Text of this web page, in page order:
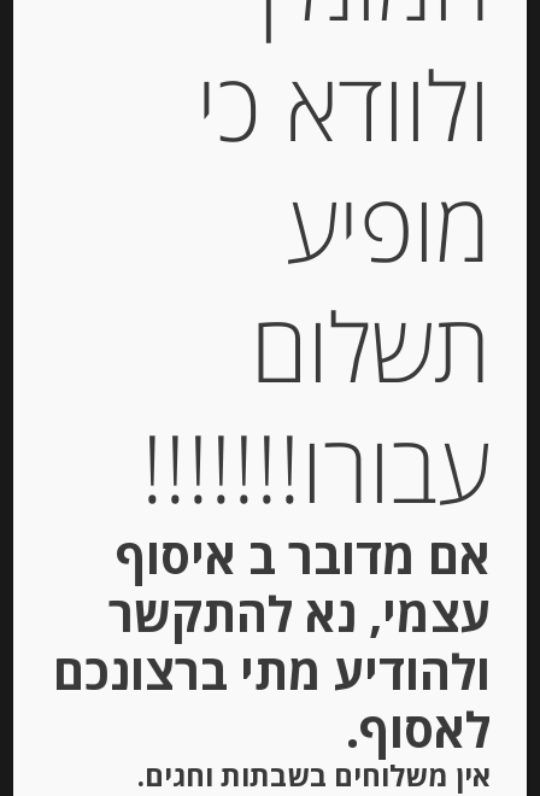
עגבניות מיובשות בשמן זית חמניות
יחידות
הוספה לסל
Stock
צלפים מיניאטורים בחומץ “Capres”
ולוודא כי
מופיע
תשלום
עבורו!!!!!!!
אם מדובר ב איסוף
עצמי, נא להתקשר
ולהודיע מתי ברצונכם
לאסוף.
אין משלוחים בשבתות וחגים.